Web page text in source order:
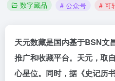
数字藏品 # 公众号 # 可
天元数藏是国内基于BSN文
推广和收藏平台。天元，取
心星位。同时，据《史记历